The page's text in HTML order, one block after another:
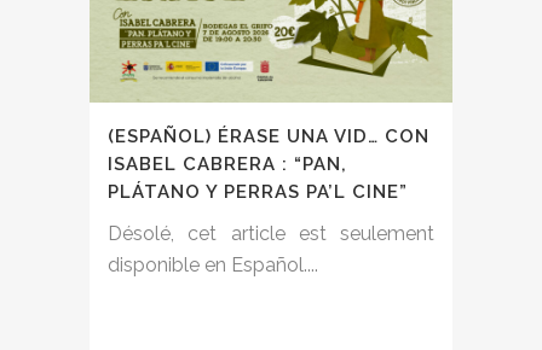
(ESPAÑOL) ÉRASE UNA VID… CON
ISABEL CABRERA : “PAN,
PLÁTANO Y PERRAS PA’L CINE”
Désolé, cet article est seulement
disponible en Español....